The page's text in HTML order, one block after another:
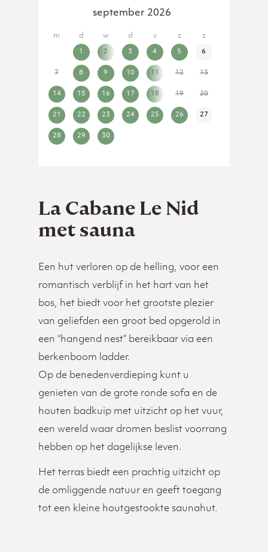
september 2026
1 2 3 4 5 6
7 8 9 10 11 12 13
14 15 16 17 18 19 20
21 22 23 24 25 26 27
28 29 30
La Cabane Le Nid
met sauna
Een hut verloren op de helling, voor een
romantisch verblijf in het hart van het
bos, het biedt voor het grootste plezier
van geliefden een groot bed opgerold in
een “hangend nest” bereikbaar via een
berkenboom ladder.
Op de benedenverdieping kunt u
genieten van de grote ronde sofa en de
houten badkuip met uitzicht op het vuur,
een wereld waar dromen beslist voorrang
hebben op het dagelijkse leven.
Het terras biedt een prachtig uitzicht op
de omliggende natuur en geeft toegang
tot een kleine houtgestookte saunahut.